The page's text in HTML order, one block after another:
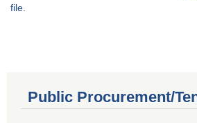
file.
Public Procurement/